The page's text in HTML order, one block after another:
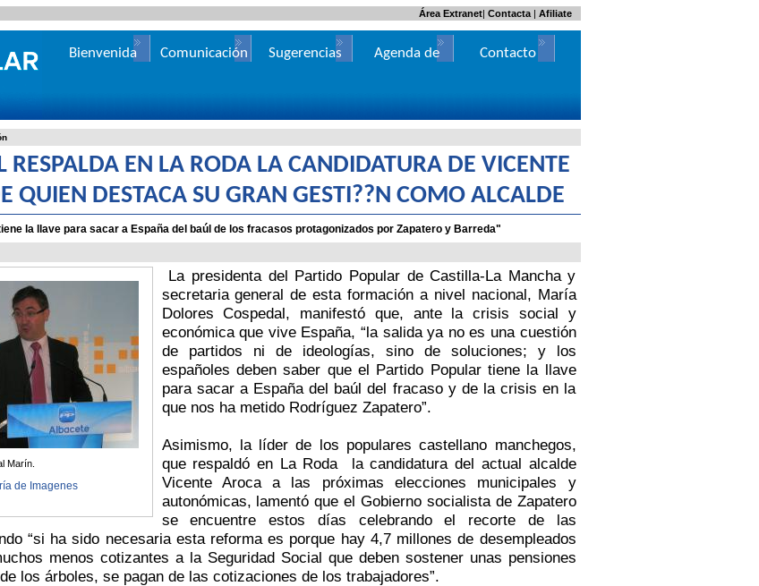
RESPALDA EN LA RODA LA CANDIDATURA DE VICENTE
QUIEN DESTACA SU GRAN GESTI??N COMO ALCALDE
la llave para sacar a España del baúl de los fracasos protagonizados por Zapatero y Barreda"
Marín.
de Imagenes
La presidenta del Partido Popular de Castilla-La Mancha y
secretaria general de esta formación a nivel nacional, María
Dolores Cospedal, manifestó que, ante la crisis social y
económica que vive España, “la salida ya no es una cuestión
de partidos ni de ideologías, sino de soluciones; y los
españoles deben saber que el Partido Popular tiene la llave
para sacar a España del baúl del fracaso y de la crisis en la
que nos ha metido Rodríguez Zapatero”.
Asimismo, la líder de los populares castellano manchegos,
que respaldó en La Roda la candidatura del actual alcalde
Vicente Aroca a las próximas elecciones municipales y
autonómicas, lamentó que el Gobierno socialista de Zapatero
se encuentre estos días celebrando el recorte de las
“si ha sido necesaria esta reforma es porque hay 4,7 millones de desempleados
menos cotizantes a la Seguridad Social que deben sostener unas pensiones
los árboles, se pagan de las cotizaciones de los trabajadores”.
| Contacta| Afiliate
Área Extranet
Bienvenida Comunicación Sugerencias
Agenda de
Contacto